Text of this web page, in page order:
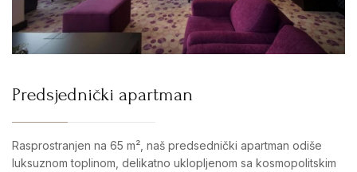
Predsjednički apartman
Rasprostranjen na 65 m², naš predsednički apartman odiše
luksuznom toplinom, delikatno uklopljenom sa kosmopolitskim